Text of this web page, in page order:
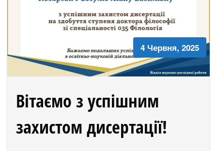
4 Червня, 2025
Вітаємо з успішним
захистом дисертації!